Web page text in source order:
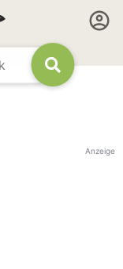
Anzeige